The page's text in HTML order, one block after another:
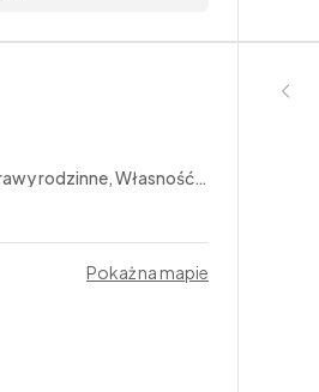
Własność intelektualna
Pokaż na mapie